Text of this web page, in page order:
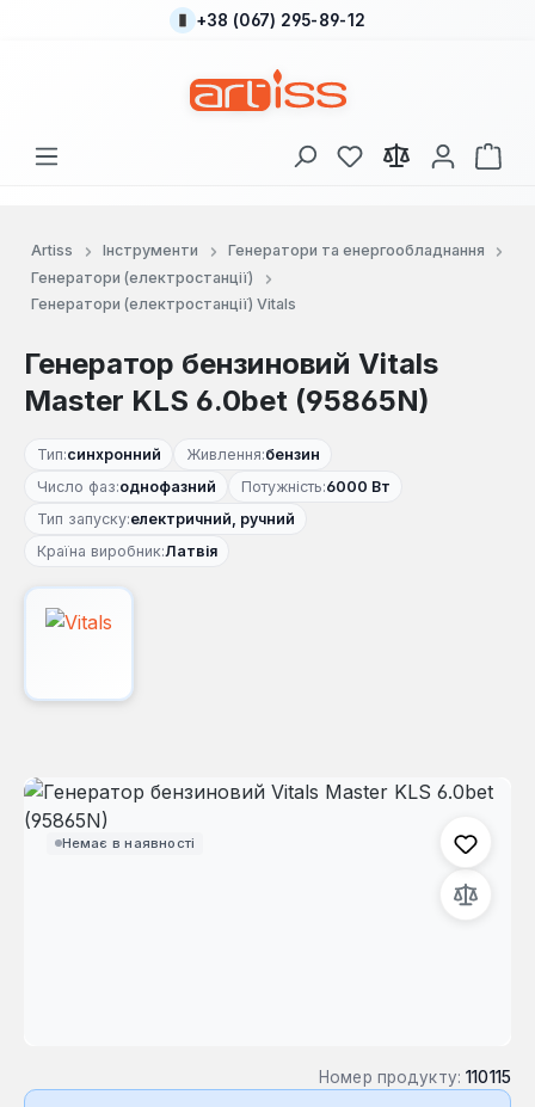
Перейти до основного вмісту
+38 (067) 295-89-12
У вас є 0 у списку
Artiss Інструменти
Генератори та енергообладнання
Генератори (електростанції)
Генератори (електростанції) Vitals
Генератор бензиновий Vitals
Master KLS 6.0bet (95865N)
Тип:синхронний Живлення:бензин
Число фаз:однофазний Потужність:6000 Вт
Тип запуску:електричний, ручний
Країна виробник:Латвія
Немає в наявності
Пропустити галерею зображень
Номер продукту: 110115